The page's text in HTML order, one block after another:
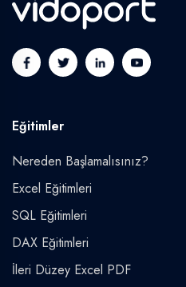
Eğitimler
Nereden Başlamalısınız?
Excel Eğitimleri
SQL Eğitimleri
DAX Eğitimleri
İleri Düzey Excel PDF